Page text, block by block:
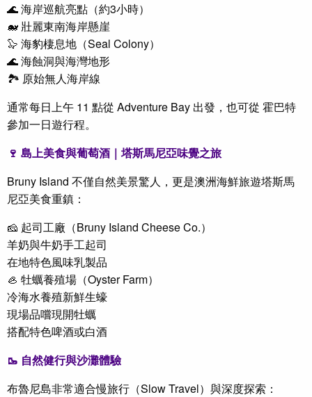
🌊 海岸巡航亮點（約3小時）
🐋 壯麗東南海岸懸崖
🦭 海豹棲息地（Seal Colony）
🌊 海蝕洞與海灣地形
🏞 原始無人海岸線
通常每日上午 11 點從 Adventure Bay 出發，也可從 霍巴特
參加一日遊行程。
🍷 島上美食與葡萄酒｜塔斯馬尼亞味覺之旅
Bruny Island 不僅自然美景驚人，更是澳洲海鮮旅遊塔斯馬
尼亞美食重鎮：
🧀 起司工廠（Bruny Island Cheese Co.）
羊奶與牛奶手工起司
在地特色風味乳製品
🦪 牡蠣養殖場（Oyster Farm）
冷海水養殖新鮮生蠔
現場品嚐現開牡蠣
搭配特色啤酒或白酒
🥾 自然健行與沙灘體驗
布魯尼島非常適合慢旅行（Slow Travel）與深度探索：